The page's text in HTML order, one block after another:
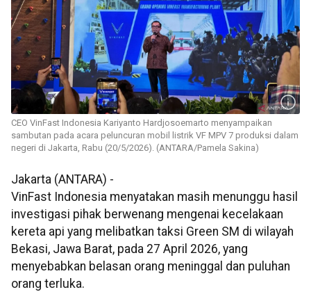
CEO VinFast Indonesia Kariyanto Hardjosoemarto menyampaikan
sambutan pada acara peluncuran mobil listrik VF MPV 7 produksi dalam
negeri di Jakarta, Rabu (20/5/2026). (ANTARA/Pamela Sakina)
Jakarta (ANTARA) -
VinFast Indonesia menyatakan masih menunggu hasil
investigasi pihak berwenang mengenai kecelakaan
kereta api yang melibatkan taksi Green SM di wilayah
Bekasi, Jawa Barat, pada 27 April 2026, yang
menyebabkan belasan orang meninggal dan puluhan
orang terluka.